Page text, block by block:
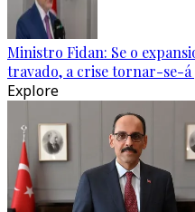
Ministro Fidan: Se o
travado, a crise tornar-se-á
Explore